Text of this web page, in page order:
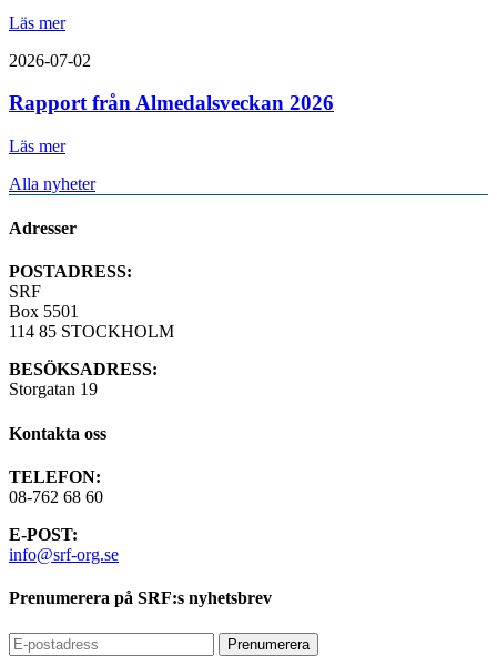
Läs mer
2026-07-02
Rapport från Almedalsveckan 2026
Läs mer
Alla nyheter
Adresser
POSTADRESS:
SRF
Box 5501
114 85 STOCKHOLM
BESÖKSADRESS:
Storgatan 19
Kontakta oss
TELEFON:
08-762 68 60
E-POST:
info@srf-org.se
Prenumerera på SRF:s nyhetsbrev